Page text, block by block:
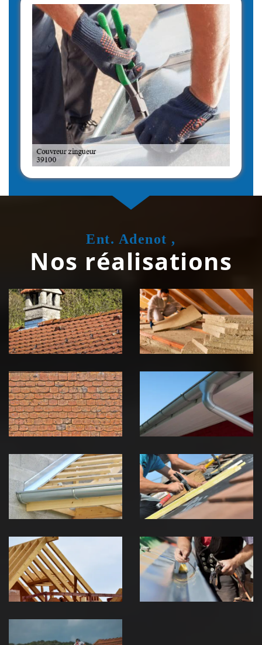
Ent. Adenot ,
Nos réalisations
Couvreur
zingueur 39
Jura
Isolation de
toiture 39
Jura
démoussage de
toiture 39
Jura
pose de
gouttière 39
Jura
Pose de
Chéneau 39
Jura
Réparation de
toiture 39
Jura
Traitement de
charpente 39
Jura
Travaux de
zinguerie 39
Jura
Urgence fuite